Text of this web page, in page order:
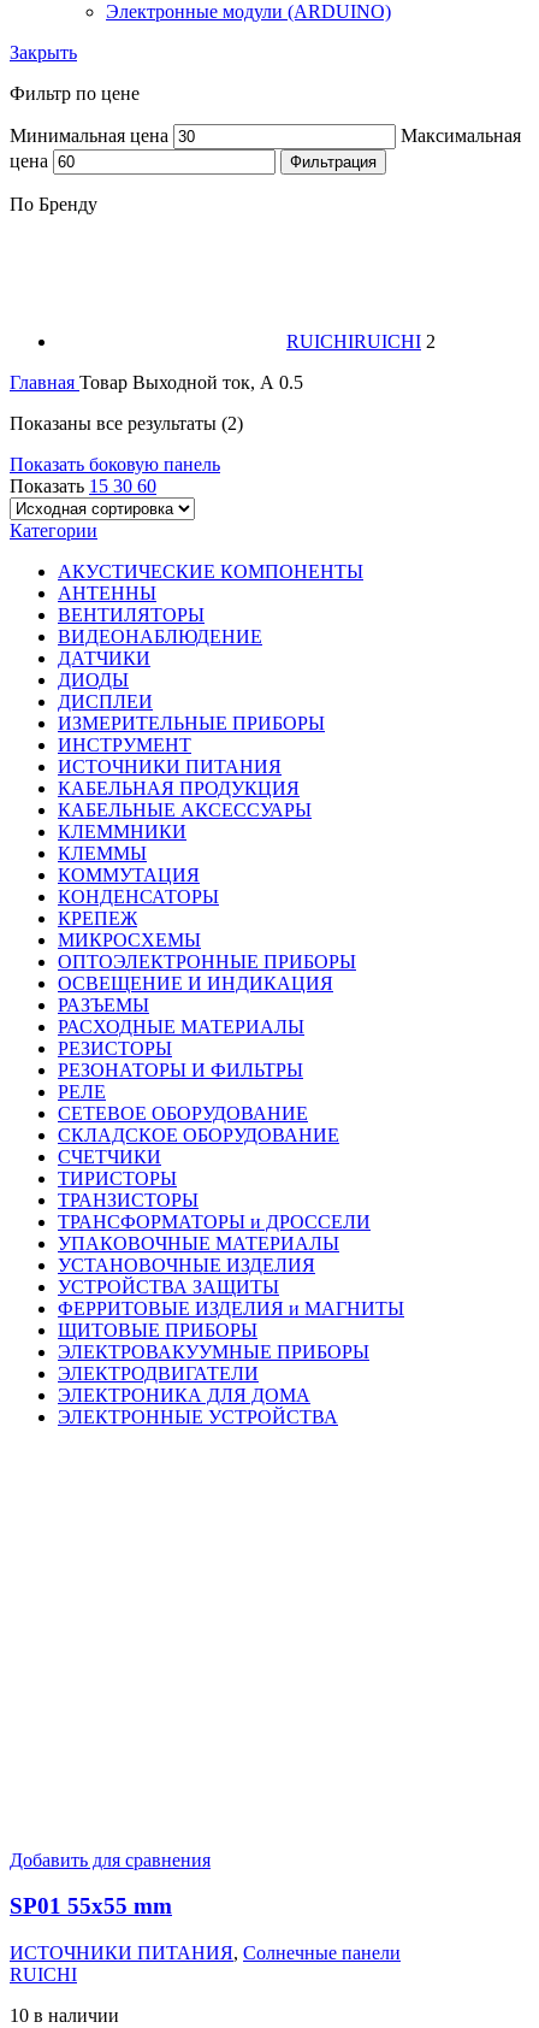
Электронные модули (ARDUINO)
Закрыть
Фильтр по цене
Минимальная цена
Максимальная
цена
Фильтрация
По Бренду
RUICHIRUICHI 2
Главная Товар Выходной ток, А 0.5
Показаны все результаты (2)
Показать боковую панель
Показать 15 30 60
Категории
АКУСТИЧЕСКИЕ КОМПОНЕНТЫ
АНТЕННЫ
ВЕНТИЛЯТОРЫ
ВИДЕОНАБЛЮДЕНИЕ
ДАТЧИКИ
ДИОДЫ
ДИСПЛЕИ
ИЗМЕРИТЕЛЬНЫЕ ПРИБОРЫ
ИНСТРУМЕНТ
ИСТОЧНИКИ ПИТАНИЯ
КАБЕЛЬНАЯ ПРОДУКЦИЯ
КАБЕЛЬНЫЕ АКСЕССУАРЫ
КЛЕММНИКИ
КЛЕММЫ
КОММУТАЦИЯ
КОНДЕНСАТОРЫ
КРЕПЕЖ
МИКРОСХЕМЫ
ОПТОЭЛЕКТРОННЫЕ ПРИБОРЫ
ОСВЕЩЕНИЕ И ИНДИКАЦИЯ
РАЗЪЕМЫ
РАСХОДНЫЕ МАТЕРИАЛЫ
РЕЗИСТОРЫ
РЕЗОНАТОРЫ И ФИЛЬТРЫ
РЕЛЕ
СЕТЕВОЕ ОБОРУДОВАНИЕ
СКЛАДСКОЕ ОБОРУДОВАНИЕ
СЧЕТЧИКИ
ТИРИСТОРЫ
ТРАНЗИСТОРЫ
ТРАНСФОРМАТОРЫ и ДРОССЕЛИ
УПАКОВОЧНЫЕ МАТЕРИАЛЫ
УСТАНОВОЧНЫЕ ИЗДЕЛИЯ
УСТРОЙСТВА ЗАЩИТЫ
ФЕРРИТОВЫЕ ИЗДЕЛИЯ и МАГНИТЫ
ЩИТОВЫЕ ПРИБОРЫ
ЭЛЕКТРОВАКУУМНЫЕ ПРИБОРЫ
ЭЛЕКТРОДВИГАТЕЛИ
ЭЛЕКТРОНИКА ДЛЯ ДОМА
ЭЛЕКТРОННЫЕ УСТРОЙСТВА
Добавить для сравнения
SP01 55х55 mm
ИСТОЧНИКИ ПИТАНИЯ, Солнечные панели
RUICHI
10 в наличии